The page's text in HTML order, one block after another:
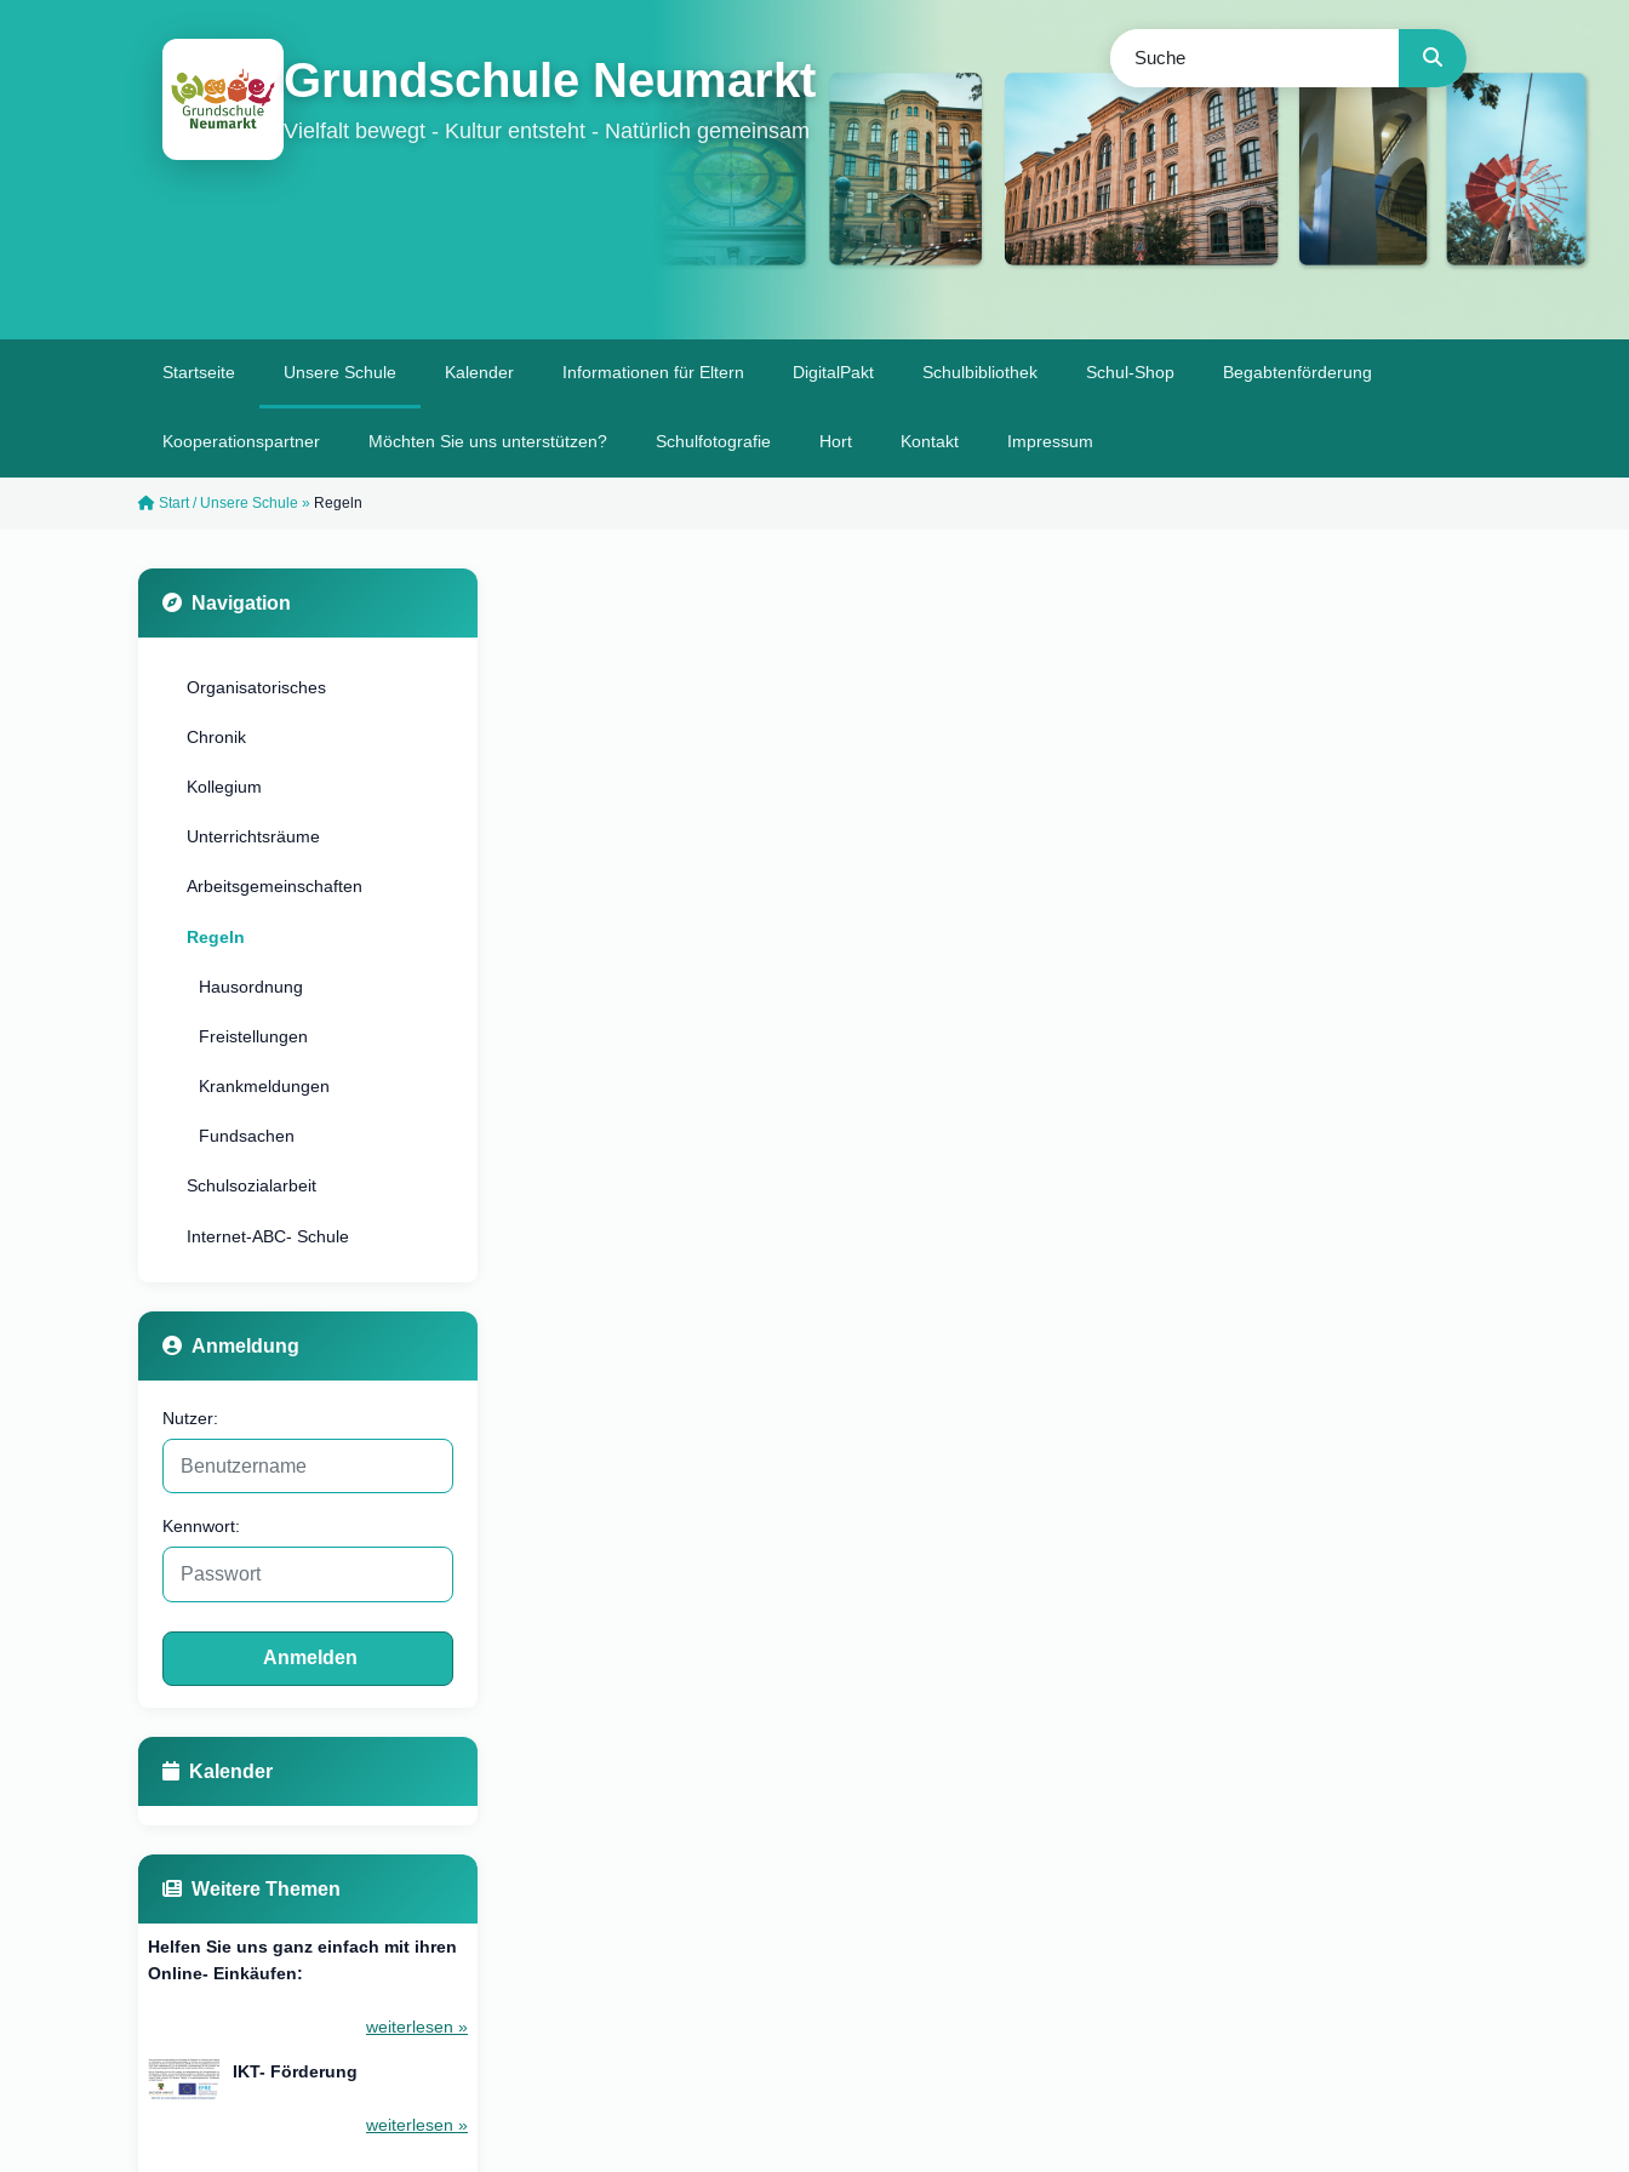
Grundschule Neumarkt
Vielfalt bewegt - Kultur entsteht - Natürlich gemeinsam
Navigation
Organisatorisches
Chronik
Kollegium
Unterrichtsräume
Arbeitsgemeinschaften
Regeln
Hausordnung
Freistellungen
Krankmeldungen
Fundsachen
Schulsozialarbeit
Internet-ABC- Schule
Anmeldung
Nutzer:
Kennwort:
Anmelden
Kalender
Weitere Themen
Helfen Sie uns ganz einfach mit ihren
Online- Einkäufen:
weiterlesen »
IKT- Förderung
weiterlesen »
Startseite Unsere Schule Kalender Informationen für Eltern DigitalPakt Schulbibliothek Schul-Shop Begabtenförderung
Kooperationspartner Möchten Sie uns unterstützen? Schulfotografie Hort Kontakt Impressum
Start/ Unsere Schule » Regeln